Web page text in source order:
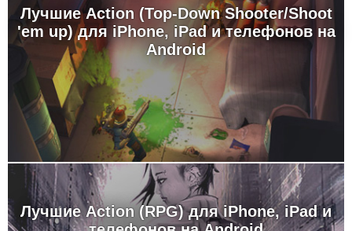
Лучшие Action (Top-Down Shooter/Shoot
'em up) для iPhone, iPad и телефонов на
Android
Лучшие Action (RPG) для iPhone, iPad и